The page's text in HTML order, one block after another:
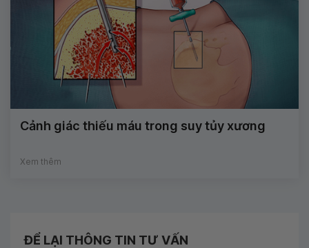
Cảnh giác thiếu máu trong suy tủy xương
Xem thêm
ĐỂ LẠI THÔNG TIN TƯ VẤN